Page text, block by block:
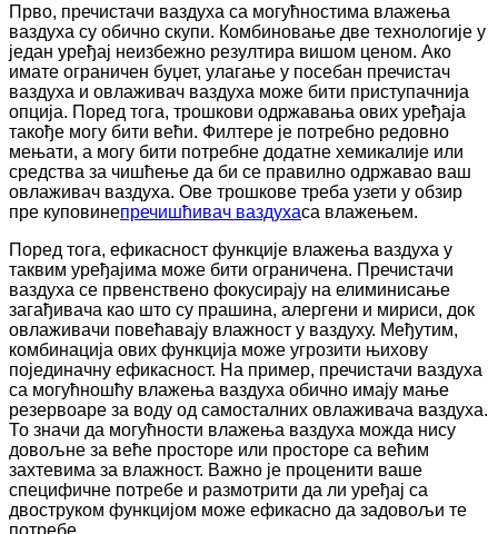
Прво, пречистачи ваздуха са могућностима влажења
ваздуха су обично скупи. Комбиновање две технологије у
један уређај неизбежно резултира вишом ценом. Ако
имате ограничен буџет, улагање у посебан пречистач
ваздуха и овлаживач ваздуха може бити приступачнија
опција. Поред тога, трошкови одржавања ових уређаја
такође могу бити већи. Филтере је потребно редовно
мењати, а могу бити потребне додатне хемикалије или
средства за чишћење да би се правилно одржавао ваш
овлаживач ваздуха. Ове трошкове треба узети у обзир
пре куповинепречишћивач ваздухаса влажењем.
Поред тога, ефикасност функције влажења ваздуха у
таквим уређајима може бити ограничена. Пречистачи
ваздуха се првенствено фокусирају на елиминисање
загађивача као што су прашина, алергени и мириси, док
овлаживачи повећавају влажност у ваздуху. Међутим,
комбинација ових функција може угрозити њихову
појединачну ефикасност. На пример, пречистачи ваздуха
са могућношћу влажења ваздуха обично имају мање
резервоаре за воду од самосталних овлаживача ваздуха.
То значи да могућности влажења ваздуха можда нису
довољне за веће просторе или просторе са већим
захтевима за влажност. Важно је проценити ваше
специфичне потребе и размотрити да ли уређај са
двоструком функцијом може ефикасно да задовољи те
потребе.